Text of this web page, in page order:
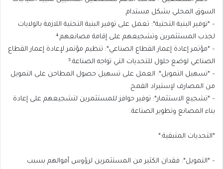
السوق المحلي بشكل مستدام.
– *توفير البنية التحتية*: تعمل على توفير البنية التحتية اللازمة بالولايات
لجذب المستثمرين وتشجيعهم على إقامة مصانعهم.⁴
– *مؤتمر إعادة إعمار القطاع الصناعي*: تنظيم مؤتمر لإعادة إعمار القطاع
الصناعي لوضع حلول للتحديات التي تواجه الصناعة.⁵
– *تسهيل التمويل*: العمل على تسهيل حصول المطاحن على التمويل
من المصارف لإستيراد القمح.
– *تشجيع الاستثمار*: توفير حوافز للمستثمرين لتشجيعهم على إعادة
بناء المصانع وتطوير الصناعة.
*التحديات المتبقية:*
– *التمويل*: فقدان الكثير من المستثمرين لرؤوس أموالهم بسبب